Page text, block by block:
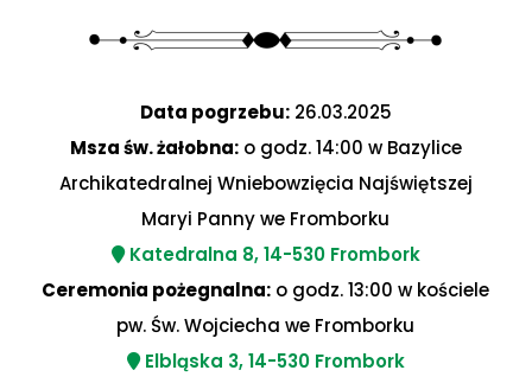
Data pogrzebu:26.03.2025
Msza św. żałobna:o godz. 14:00 w Bazylice
Archikatedralnej Wniebowzięcia Najświętszej
Maryi Panny we Fromborku
Katedralna 8, 14-530 Frombork
Ceremonia pożegnalna: o godz. 13:00 w kościele
pw. Św. Wojciecha we Fromborku
Elbląska 3, 14-530 Frombork